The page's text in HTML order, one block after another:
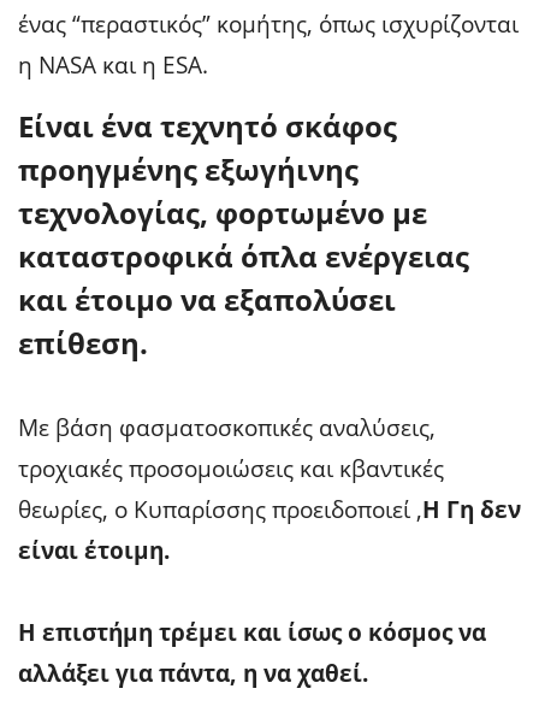
ένας “περαστικός” κομήτης, όπως ισχυρίζονται
η NASA και η ESA.
Είναι ένα τεχνητό σκάφος
προηγμένης εξωγήινης
τεχνολογίας, φορτωμένο με
καταστροφικά όπλα ενέργειας
και έτοιμο να εξαπολύσει
επίθεση.
Με βάση φασματοσκοπικές αναλύσεις,
τροχιακές προσομοιώσεις και κβαντικές
θεωρίες, ο Κυπαρίσσης προειδοποιεί ,Η Γη δεν
είναι έτοιμη.
Η επιστήμη τρέμει και ίσως ο κόσμος να
αλλάξει για πάντα, η να χαθεί.